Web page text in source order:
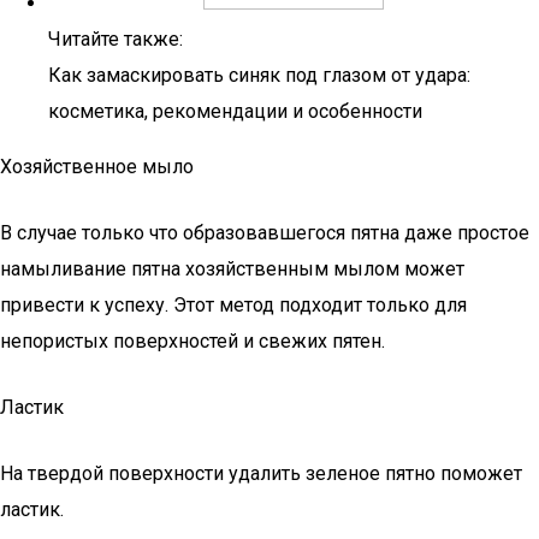
Читайте также:
Как замаскировать синяк под глазом от удара:
косметика, рекомендации и особенности
Хозяйственное мыло
В случае только что образовавшегося пятна даже простое
намыливание пятна хозяйственным мылом может
привести к успеху. Этот метод подходит только для
непористых поверхностей и свежих пятен.
Ластик
На твердой поверхности удалить зеленое пятно поможет
ластик.